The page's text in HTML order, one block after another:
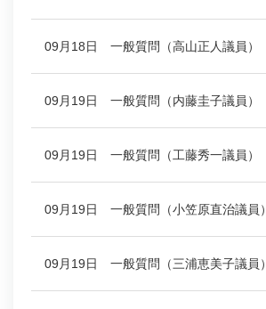
09月18日 一般質問（高山正人議員）
09月19日 一般質問（内藤圭子議員）
09月19日 一般質問（工藤秀一議員）
09月19日 一般質問（小笠原直治議員）
09月19日 一般質問（三浦恵美子議員）